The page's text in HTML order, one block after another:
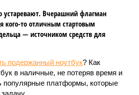
устаревают. Вчерашний флагман
кого-то отличным стартовым
— источником средств для
подержанный ноутбук? Как
в наличные, не потеряв время и
популярные платформы, которые